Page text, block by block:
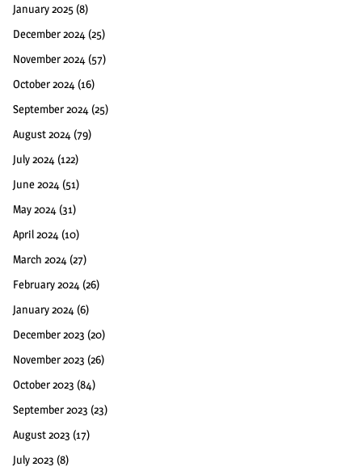
January 2025 (8)
December 2024 (25)
November 2024 (57)
October 2024 (16)
September 2024 (25)
August 2024 (79)
July 2024 (122)
June 2024 (51)
May 2024 (31)
April 2024 (10)
March 2024 (27)
February 2024 (26)
January 2024 (6)
December 2023 (20)
November 2023 (26)
October 2023 (84)
September 2023 (23)
August 2023 (17)
July 2023 (8)